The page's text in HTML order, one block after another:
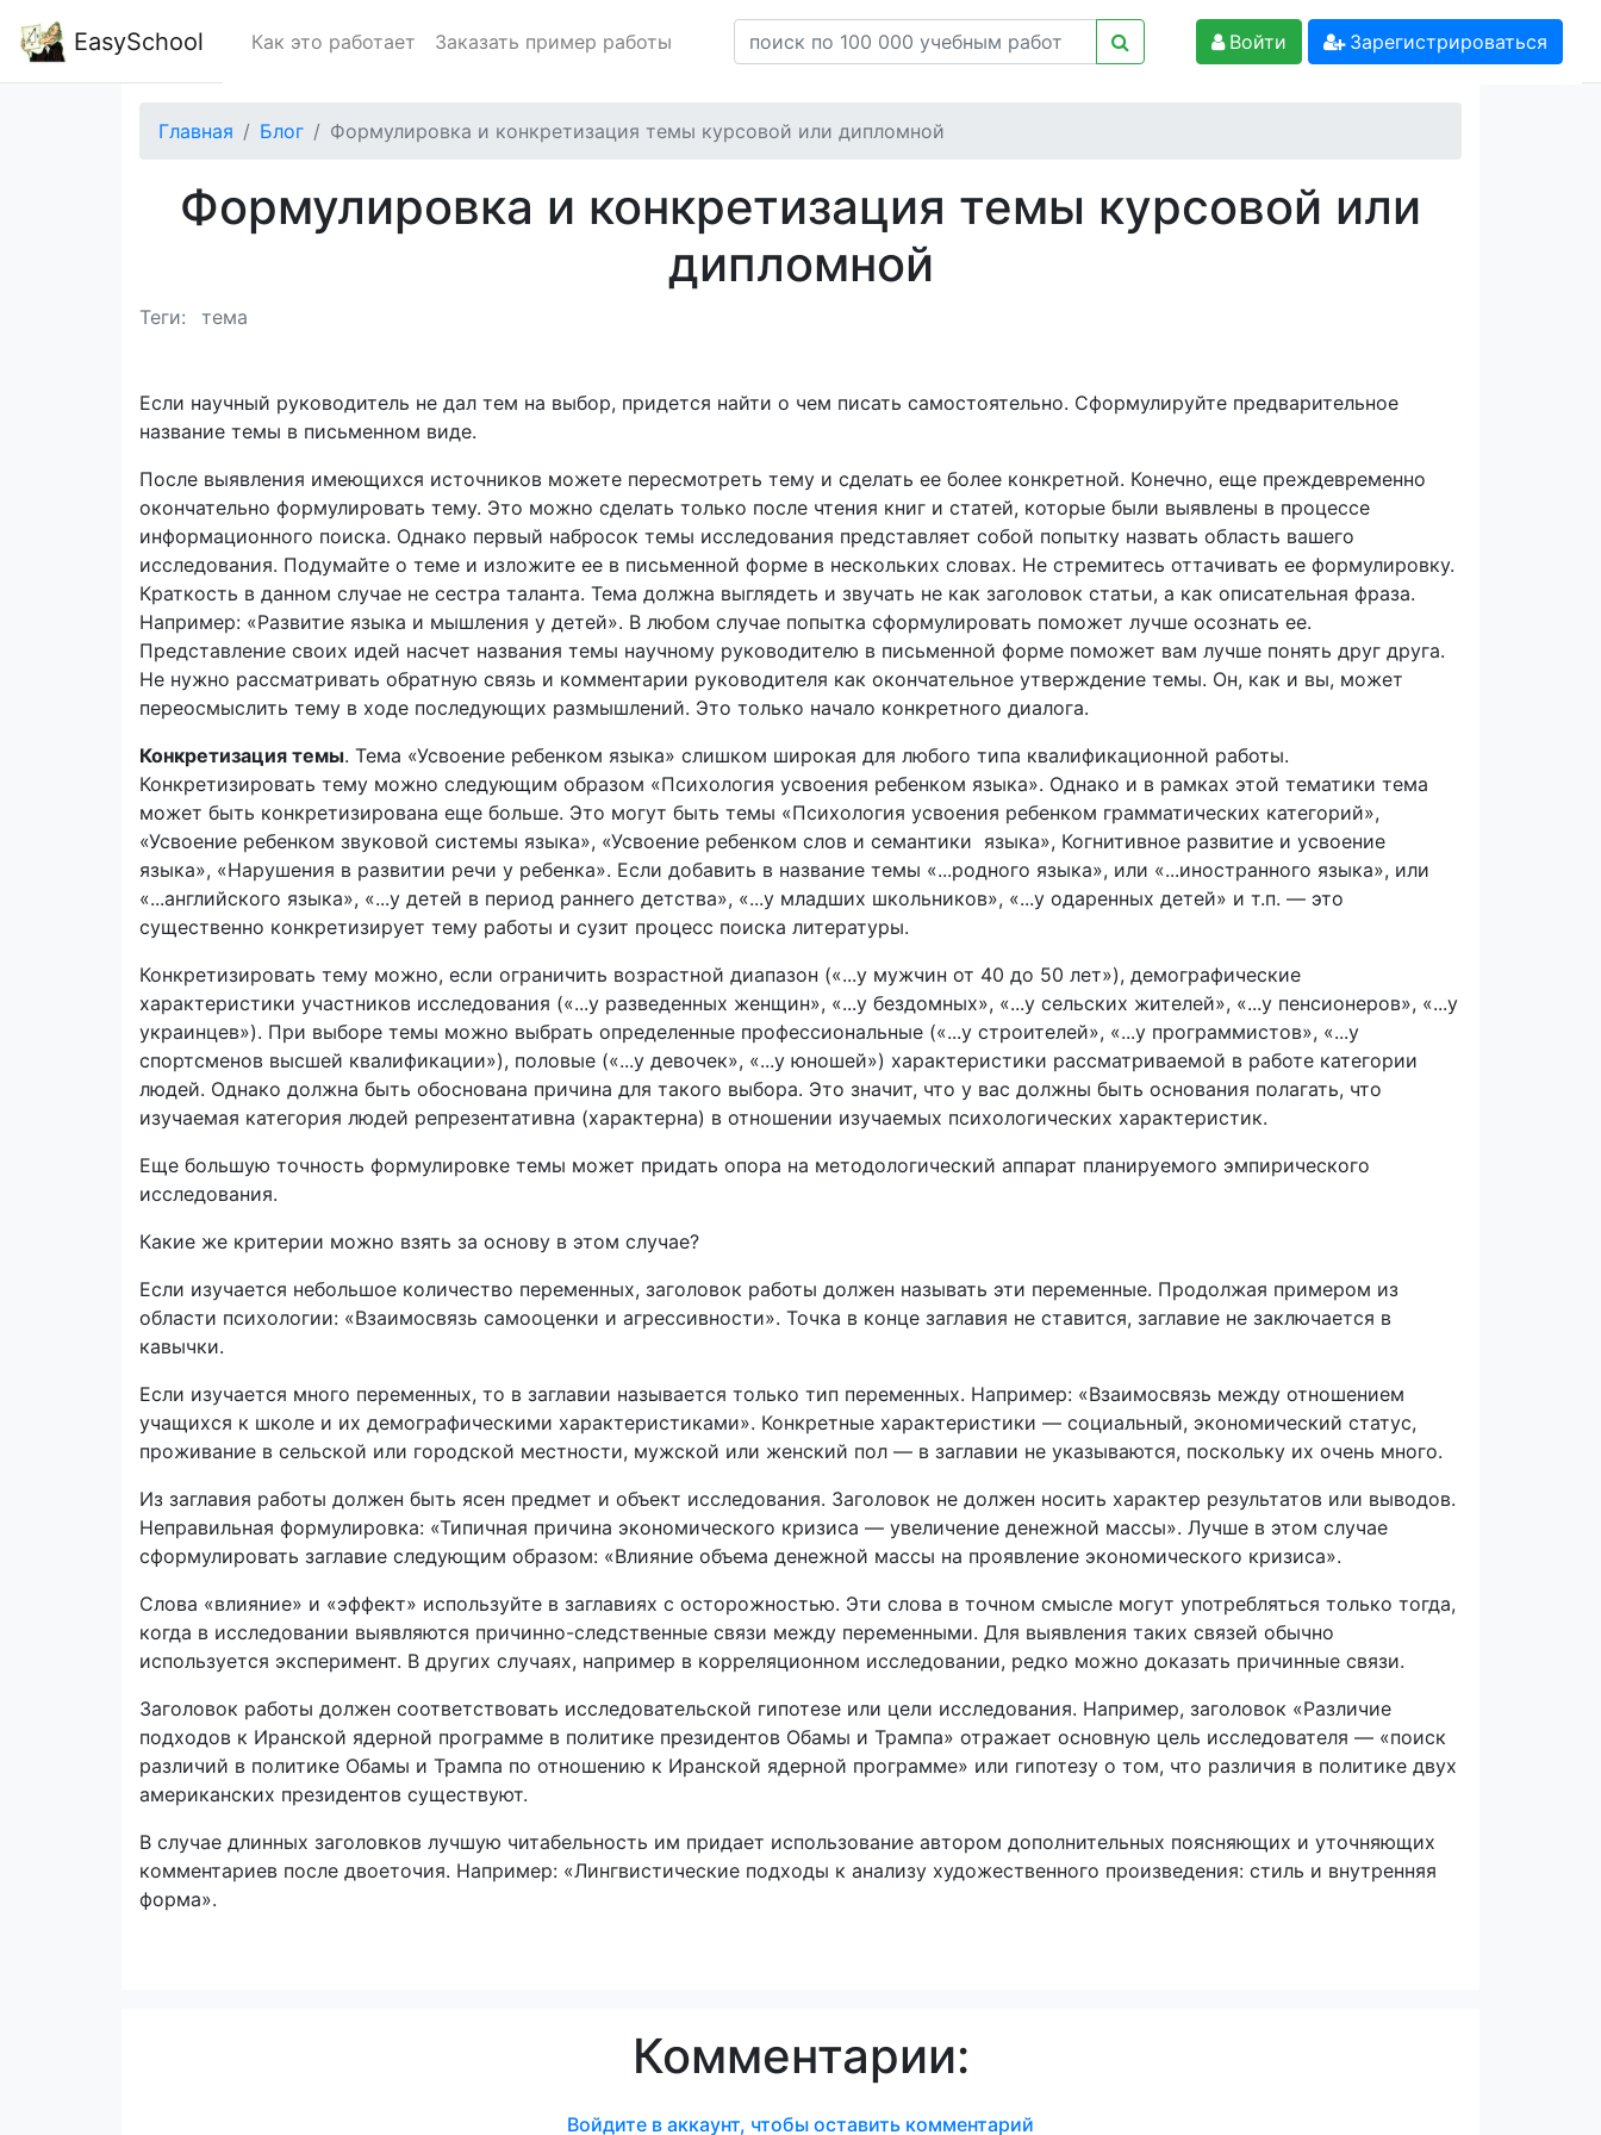
EasySchool Как это работает Заказать пример работы Войти Зарегистрироваться
Главная Блог Формулировка и конкретизация темы курсовой или дипломной
Формулировка и конкретизация темы курсовой или
дипломной
Теги: тема
Если научный руководитель не дал тем на выбор, придется найти о чем писать самостоятельно. Сформулируйте предварительное
название темы в письменном виде.
После выявления имеющихся источников можете пересмотреть тему и сделать ее более конкретной. Конечно, еще преждевременно
окончательно формулировать тему. Это можно сделать только после чтения книг и статей, которые были выявлены в процессе
информационного поиска. Однако первый набросок темы исследования представляет собой попытку назвать область вашего
исследования. Подумайте о теме и изложите ее в письменной форме в нескольких словах. Не стремитесь оттачивать ее формулировку.
Краткость в данном случае не сестра таланта. Тема должна выглядеть и звучать не как заголовок статьи, а как описательная фраза.
Например: «Развитие языка и мышления у детей». В любом случае попытка сформулировать поможет лучше осознать ее.
Представление своих идей насчет названия темы научному руководителю в письменной форме поможет вам лучше понять друг друга.
Не нужно рассматривать обратную связь и комментарии руководителя как окончательное утверждение темы. Он, как и вы, может
переосмыслить тему в ходе последующих размышлений. Это только начало конкретного диалога.
Конкретизация темы. Тема «Усвоение ребенком языка» слишком широкая для любого типа квалификационной работы.
Конкретизировать тему можно следующим образом «Психология усвоения ребенком языка». Однако и в рамках этой тематики тема
может быть конкретизирована еще больше. Это могут быть темы «Психология усвоения ребенком грамматических категорий»,
«Усвоение ребенком звуковой системы языка», «Усвоение ребенком слов и семантики языка», Когнитивное развитие и усвоение
языка», «Нарушения в развитии речи у ребенка». Если добавить в название темы «...родного языка», или «...иностранного языка», или
«...английского языка», «...у детей в период раннего детства», «...у младших школьников», «...у одаренных детей» и т.п. — это
существенно конкретизирует тему работы и сузит процесс поиска литературы.
Конкретизировать тему можно, если ограничить возрастной диапазон («...у мужчин от 40 до 50 лет»), демографические
характеристики участников исследования («...у разведенных женщин», «...у бездомных», «...у сельских жителей», «...у пенсионеров», «...у
украинцев»). При выборе темы можно выбрать определенные профессиональные («...у строителей», «...у программистов», «...у
спортсменов высшей квалификации»), половые («...у девочек», «...у юношей») характеристики рассматриваемой в работе категории
людей. Однако должна быть обоснована причина для такого выбора. Это значит, что у вас должны быть основания полагать, что
изучаемая категория людей репрезентативна (характерна) в отношении изучаемых психологических характеристик.
Еще большую точность формулировке темы может придать опора на методологический аппарат планируемого эмпирического
исследования.
Какие же критерии можно взять за основу в этом случае?
Если изучается небольшое количество переменных, заголовок работы должен называть эти переменные. Продолжая примером из
области психологии: «Взаимосвязь самооценки и агрессивности». Точка в конце заглавия не ставится, заглавие не заключается в
кавычки.
Если изучается много переменных, то в заглавии называется только тип переменных. Например: «Взаимосвязь между отношением
учащихся к школе и их демографическими характеристиками». Конкретные характеристики — социальный, экономический статус,
проживание в сельской или городской местности, мужской или женский пол — в заглавии не указываются, поскольку их очень много.
Из заглавия работы должен быть ясен предмет и объект исследования. Заголовок не должен носить характер результатов или выводов.
Неправильная формулировка: «Типичная причина экономического кризиса — увеличение денежной массы». Лучше в этом случае
сформулировать заглавие следующим образом: «Влияние объема денежной массы на проявление экономического кризиса».
Слова «влияние» и «эффект» используйте в заглавиях с осторожностью. Эти слова в точном смысле могут употребляться только тогда,
когда в исследовании выявляются причинно-следственные связи между переменными. Для выявления таких связей обычно
используется эксперимент. В других случаях, например в корреляционном исследовании, редко можно доказать причинные связи.
Заголовок работы должен соответствовать исследовательской гипотезе или цели исследования. Например, заголовок «Различие
подходов к Иранской ядерной программе в политике президентов Обамы и Трампа» отражает основную цель исследователя — «поиск
различий в политике Обамы и Трампа по отношению к Иранской ядерной программе» или гипотезу о том, что различия в политике двух
американских президентов существуют.
В случае длинных заголовков лучшую читабельность им придает использование автором дополнительных поясняющих и уточняющих
комментариев после двоеточия. Например: «Лингвистические подходы к анализу художественного произведения: стиль и внутренняя
форма».
Комментарии:
Войдите в аккаунт, чтобы оставить комментарий